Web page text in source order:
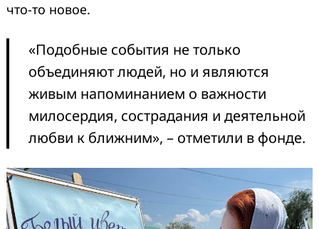
что-то новое.
«Подобные события не только
объединяют людей, но и являются
живым напоминанием о важности
милосердия, сострадания и деятельной
любви к ближним», – отметили в фонде.